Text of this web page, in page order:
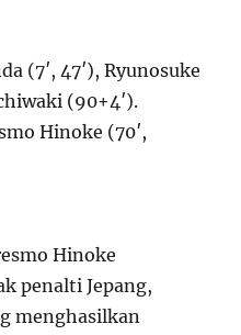
(7′, 47′), Ryunosuke
(90+4′).
Hinoke (70′,
Hinoke
penalti Jepang,
menghasilkan